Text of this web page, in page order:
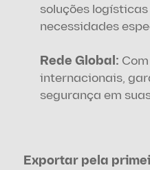
soluções
necessidades
Rede Global:
internacionais,
segurança em
Exportar pela